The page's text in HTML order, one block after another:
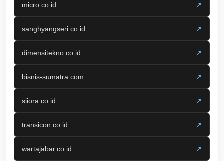
micro.co.id ↗
sanghyangseri.co.id ↗
dimensitekno.co.id ↗
bisnis-sumatra.com ↗
siiora.co.id ↗
transicon.co.id ↗
wartajabar.co.id ↗